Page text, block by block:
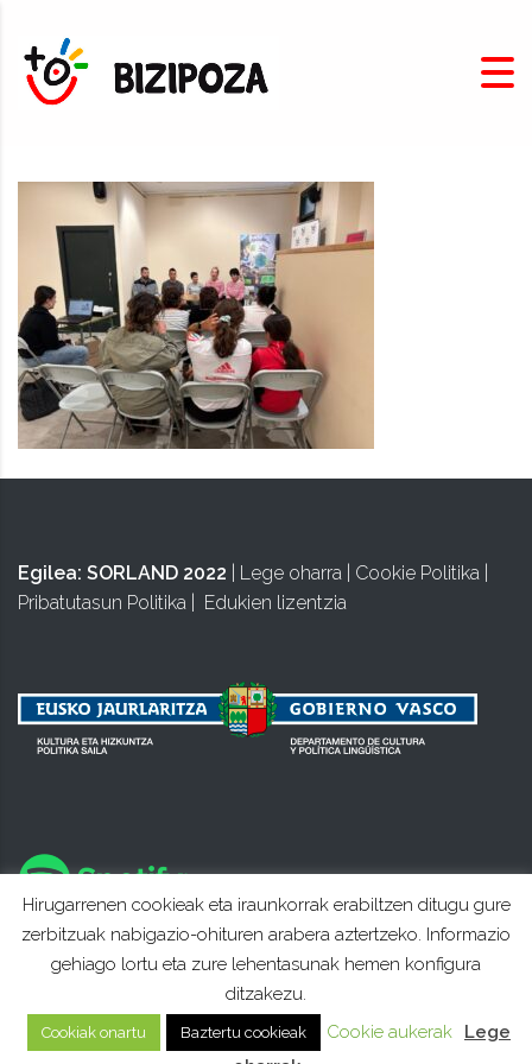
Egilea: SORLAND 2022 Lege oharra Cookie Politika
Pribatutasun Politika
Edukien lizentzia
Hirugarrenen cookieak eta iraunkorrak erabiltzen ditugu gure
zerbitzuak nabigazio-ohituren arabera aztertzeko. Informazio
gehiago lortu eta zure lehentasunak hemen konfigura
ditzakezu.
Cookiak onartu Baztertu cookieak Cookie aukerak
Lege